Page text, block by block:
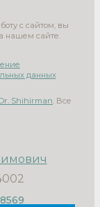
с сайтом, вы
нашем сайте.
данных
Shihirman. Все